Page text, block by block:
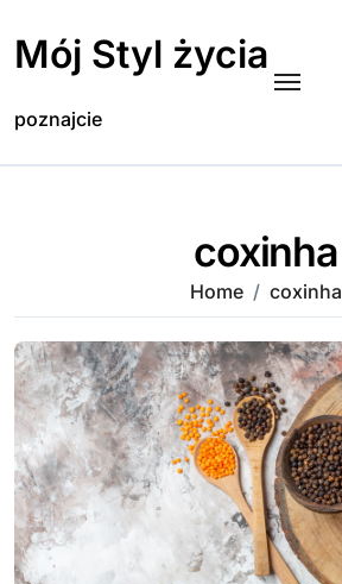
content
Mój Styl życia
poznajcie
coxinha
Home coxinha